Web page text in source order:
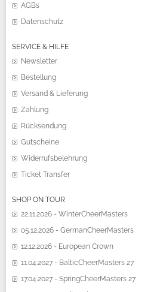
AGBs
Datenschutz
SERVICE & HILFE
Newsletter
Bestellung
Versand & Lieferung
Zahlung
Rücksendung
Gutscheine
Widerrufsbelehrung
Ticket Transfer
SHOP ON TOUR
22.11.2026 - WinterCheerMasters
05.12.2026 - GermanCheerMasters
12.12.2026 - European Crown
11.04.2027 - BalticCheerMasters 27
17.04.2027 - SpringCheerMasters 27